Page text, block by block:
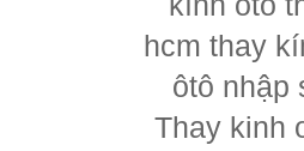
hcm thay
ôtô nhập
Thay kinh